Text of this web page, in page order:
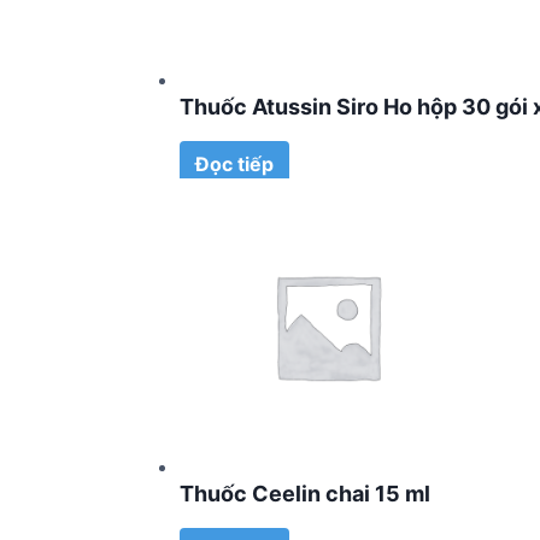
Thuốc Atussin Siro Ho hộp 30 gói
Đọc tiếp
Thuốc Ceelin chai 15 ml